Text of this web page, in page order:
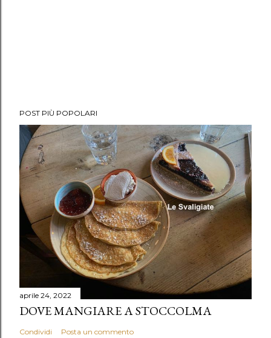
POST PIÙ POPOLARI
aprile 24, 2022
DOVE MANGIARE A STOCCOLMA
Condividi Posta un commento